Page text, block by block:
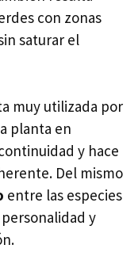
con zonas
saturar el
muy utilizada por
planta en
y hace
Del mismo
entre las especies
y